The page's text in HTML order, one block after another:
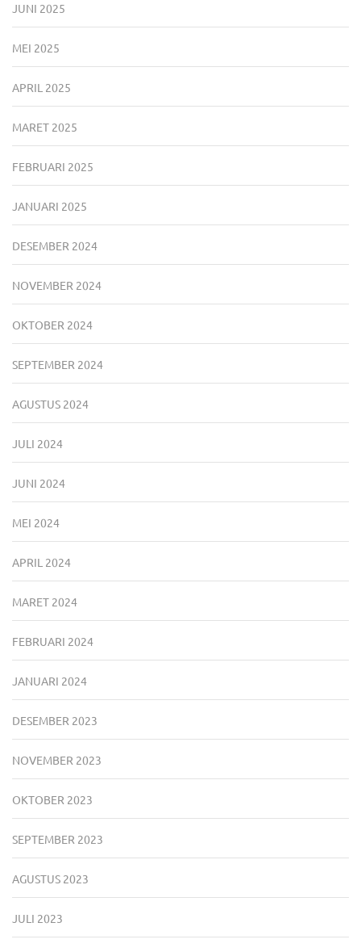
JUNI 2025
MEI 2025
APRIL 2025
MARET 2025
FEBRUARI 2025
JANUARI 2025
DESEMBER 2024
NOVEMBER 2024
OKTOBER 2024
SEPTEMBER 2024
AGUSTUS 2024
JULI 2024
JUNI 2024
MEI 2024
APRIL 2024
MARET 2024
FEBRUARI 2024
JANUARI 2024
DESEMBER 2023
NOVEMBER 2023
OKTOBER 2023
SEPTEMBER 2023
AGUSTUS 2023
JULI 2023